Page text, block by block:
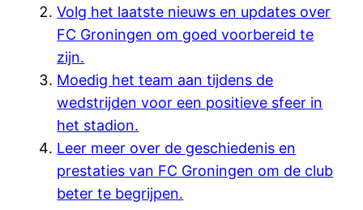
Volg het laatste nieuws en updates over
FC Groningen om goed voorbereid te
zijn.
Moedig het team aan tijdens de
wedstrijden voor een positieve sfeer in
het stadion.
Leer meer over de geschiedenis en
prestaties van FC Groningen om de club
beter te begrijpen.